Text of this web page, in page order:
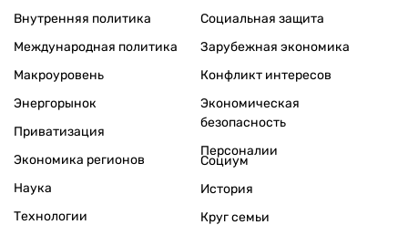
Внутренняя политика
Международная политика
Макроуровень
Энергорынок
Приватизация
Экономика регионов
Социальная защита
Зарубежная экономика
Конфликт интересов
Экономическая
безопасность
Персоналии
Наука
Технологии
Социум
История
Круг семьи